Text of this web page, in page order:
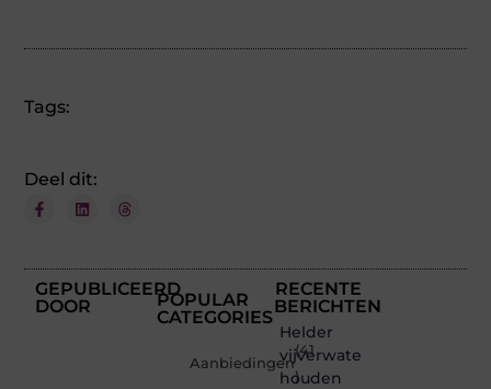
Tags:
Deel dit:
GEPUBLICEERD
DOOR
POPULAR
CATEGORIES
Aanbiedingen
(41
)
RECENTE
BERICHTEN
Helder
vijverwater
houden